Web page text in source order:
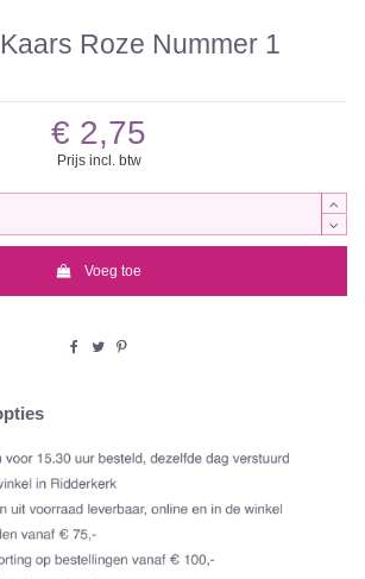
Roze Nummer 1
€ 2,75
Prijs incl. btw
Voeg toe